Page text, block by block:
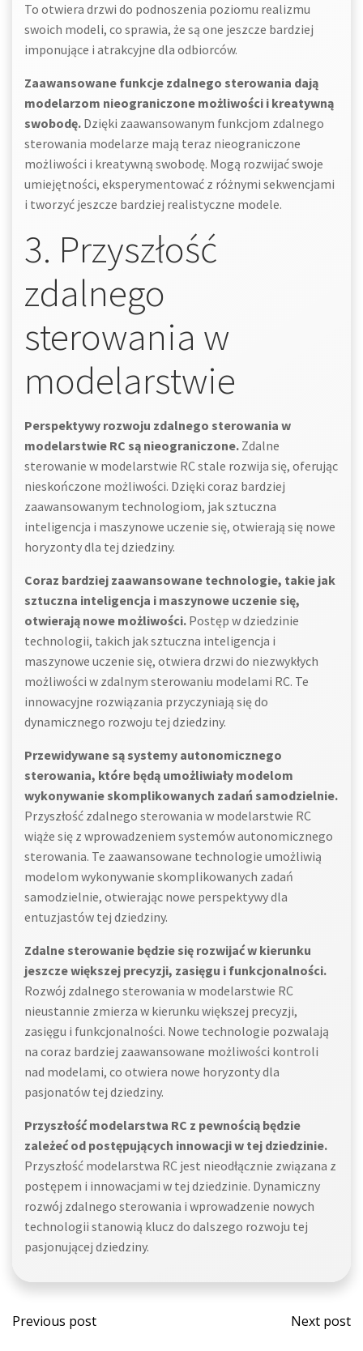
To otwiera drzwi do podnoszenia poziomu realizmu
swoich modeli, co sprawia, że są one jeszcze bardziej
imponujące i atrakcyjne dla odbiorców.
Zaawansowane funkcje zdalnego sterowania dają
modelarzom nieograniczone możliwości i kreatywną
swobodę. Dzięki zaawansowanym funkcjom zdalnego
sterowania modelarze mają teraz nieograniczone
możliwości i kreatywną swobodę. Mogą rozwijać swoje
umiejętności, eksperymentować z różnymi sekwencjami
i tworzyć jeszcze bardziej realistyczne modele.
3. Przyszłość
zdalnego
sterowania w
modelarstwie
Perspektywy rozwoju zdalnego sterowania w
modelarstwie RC są nieograniczone. Zdalne
sterowanie w modelarstwie RC stale rozwija się, oferując
nieskończone możliwości. Dzięki coraz bardziej
zaawansowanym technologiom, jak sztuczna
inteligencja i maszynowe uczenie się, otwierają się nowe
horyzonty dla tej dziedziny.
Coraz bardziej zaawansowane technologie, takie jak
sztuczna inteligencja i maszynowe uczenie się,
otwierają nowe możliwości. Postęp w dziedzinie
technologii, takich jak sztuczna inteligencja i
maszynowe uczenie się, otwiera drzwi do niezwykłych
możliwości w zdalnym sterowaniu modelami RC. Te
innowacyjne rozwiązania przyczyniają się do
dynamicznego rozwoju tej dziedziny.
Przewidywane są systemy autonomicznego
sterowania, które będą umożliwiały modelom
wykonywanie skomplikowanych zadań samodzielnie.
Przyszłość zdalnego sterowania w modelarstwie RC
wiąże się z wprowadzeniem systemów autonomicznego
sterowania. Te zaawansowane technologie umożliwią
modelom wykonywanie skomplikowanych zadań
samodzielnie, otwierając nowe perspektywy dla
entuzjastów tej dziedziny.
Zdalne sterowanie będzie się rozwijać w kierunku
jeszcze większej precyzji, zasięgu i funkcjonalności.
Rozwój zdalnego sterowania w modelarstwie RC
nieustannie zmierza w kierunku większej precyzji,
zasięgu i funkcjonalności. Nowe technologie pozwalają
na coraz bardziej zaawansowane możliwości kontroli
nad modelami, co otwiera nowe horyzonty dla
pasjonatów tej dziedziny.
Przyszłość modelarstwa RC z pewnością będzie
zależeć od postępujących innowacji w tej dziedzinie.
Przyszłość modelarstwa RC jest nieodłącznie związana z
postępem i innowacjami w tej dziedzinie. Dynamiczny
rozwój zdalnego sterowania i wprowadzenie nowych
technologii stanowią klucz do dalszego rozwoju tej
pasjonującej dziedziny.
Post
Previous post
Post
Next post